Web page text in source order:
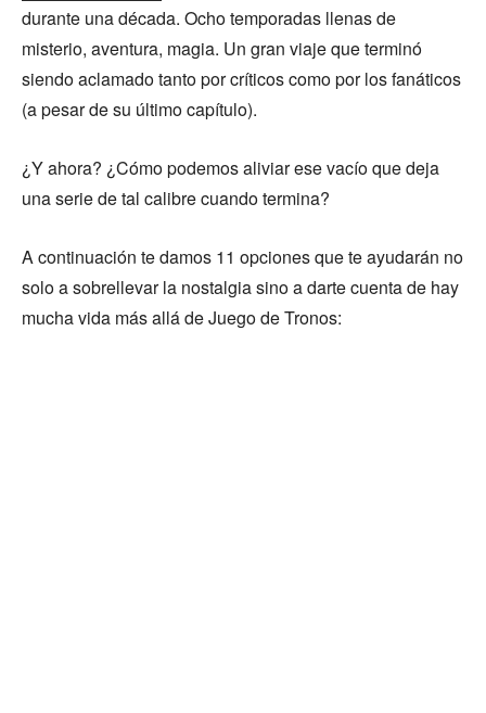
durante una década. Ocho temporadas llenas de
misterio, aventura, magia. Un gran viaje que terminó
siendo aclamado tanto por críticos como por los fanáticos
(a pesar de su último capítulo).
¿Y ahora? ¿Cómo podemos aliviar ese vacío que deja
una serie de tal calibre cuando termina?
A continuación te damos 11 opciones que te ayudarán no
solo a sobrellevar la nostalgia sino a darte cuenta de hay
mucha vida más allá de Juego de Tronos: